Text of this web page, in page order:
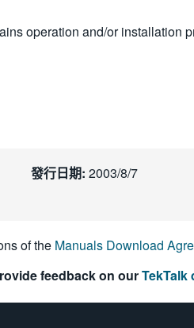
operation and/or installation
發行日期: 2003/8/7
of the Manuals Download
feedback on ourTekTalk